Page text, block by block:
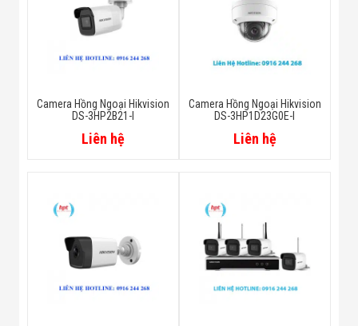
Camera Hồng Ngoại Hikvision
DS-3HP2B21-I
Liên hệ
Camera Hồng Ngoại Hikvision
DS-3HP1D23G0E-I
Liên hệ